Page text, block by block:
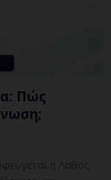
Πώς
η Λάθος